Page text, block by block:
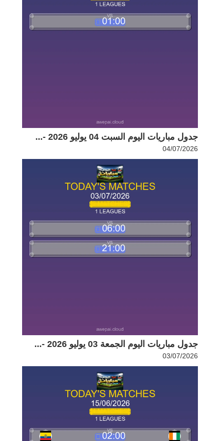
جدول مباريات اليوم السبت 04 يوليو 2026 -...
04/07/2026
جدول مباريات اليوم الجمعة 03 يوليو 2026 -...
03/07/2026